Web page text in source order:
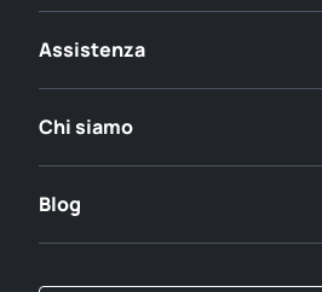
Assistenza
Chi siamo
Blog